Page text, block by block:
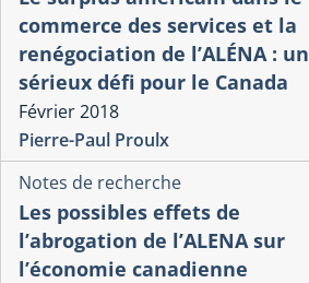
commerce des services et la
renégociation de l’ALÉNA : un
sérieux défi pour le Canada
Février 2018
Pierre-Paul Proulx
Notes de recherche
Les possibles effets de
l’abrogation de l’ALENA sur
l’économie canadienne